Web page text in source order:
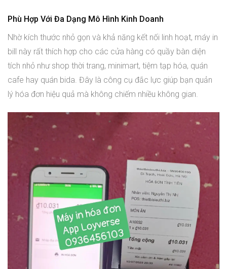
Phù Hợp Với Đa Dạng Mô Hình Kinh Doanh
Nhờ kích thước nhỏ gọn và khả năng kết nối linh hoạt, máy in
bill này rất thích hợp cho các cửa hàng có quầy bàn diện
tích nhỏ như shop thời trang, minimart, tiệm tạp hóa, quán
cafe hay quán bida. Đây là công cụ đắc lực giúp bạn quản
lý hóa đơn hiệu quả mà không chiếm nhiều không gian.